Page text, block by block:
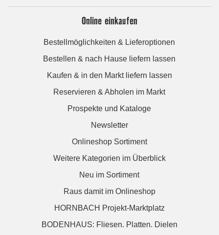
Online einkaufen
Bestellmöglichkeiten & Lieferoptionen
Bestellen & nach Hause liefern lassen
Kaufen & in den Markt liefern lassen
Reservieren & Abholen im Markt
Prospekte und Kataloge
Newsletter
Onlineshop Sortiment
Weitere Kategorien im Überblick
Neu im Sortiment
Raus damit im Onlineshop
HORNBACH Projekt-Marktplatz
BODENHAUS: Fliesen. Platten. Dielen